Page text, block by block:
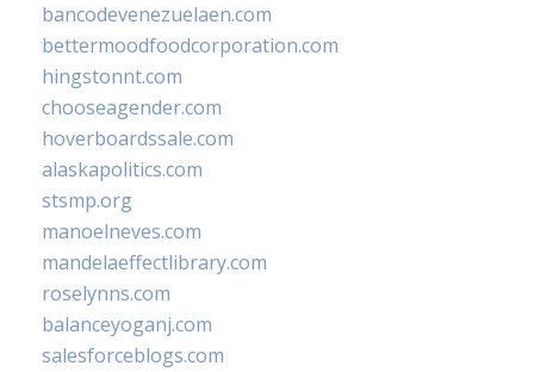
bancodevenezuelaen.com
bettermoodfoodcorporation.com
hingstonnt.com
chooseagender.com
hoverboardssale.com
alaskapolitics.com
stsmp.org
manoelneves.com
mandelaeffectlibrary.com
roselynns.com
balanceyoganj.com
salesforceblogs.com